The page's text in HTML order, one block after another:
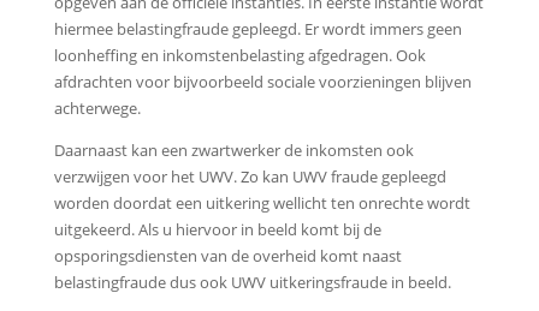
hiermee belastingfraude gepleegd. Er wordt immers geen
loonheffing en inkomstenbelasting afgedragen. Ook
afdrachten voor bijvoorbeeld sociale voorzieningen blijven
achterwege.
Daarnaast kan een zwartwerker de inkomsten ook
verzwijgen voor het UWV. Zo kan UWV fraude gepleegd
worden doordat een uitkering wellicht ten onrechte wordt
uitgekeerd. Als u hiervoor in beeld komt bij de
opsporingsdiensten van de overheid komt naast
belastingfraude dus ook UWV uitkeringsfraude in beeld.